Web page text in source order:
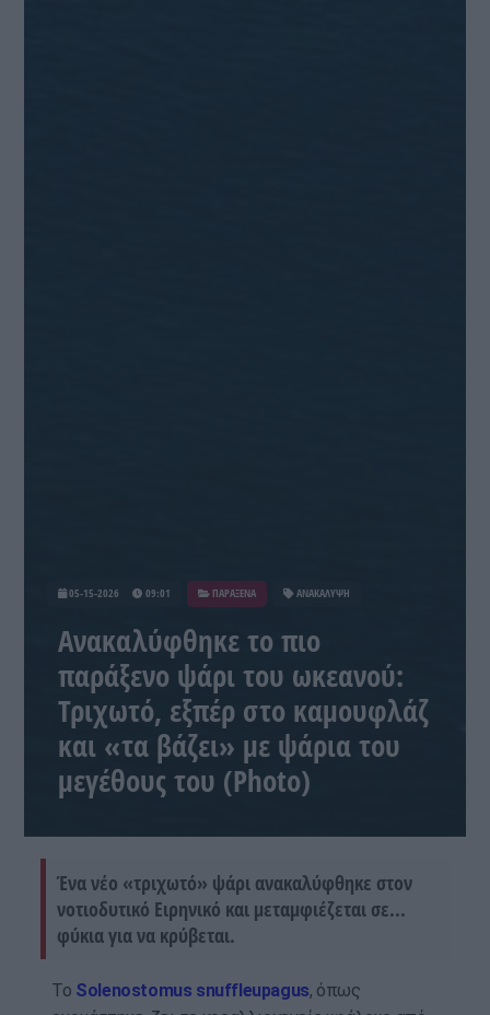
05-15-2026 09:01 ΠΑΡΑΞΕΝΑ ΑΝΑΚΑΛΥΨΗ
Ανακαλύφθηκε το πιο
παράξενο ψάρι του ωκεανού:
Τριχωτό, εξπέρ στο καμουφλάζ
και «τα βάζει» με ψάρια του
μεγέθους του (Photo)
Ένα νέο «τριχωτό» ψάρι ανακαλύφθηκε στον
νοτιοδυτικό Ειρηνικό και μεταμφιέζεται σε...
φύκια για να κρύβεται.
Το Solenostomus snuffleupagus, όπως